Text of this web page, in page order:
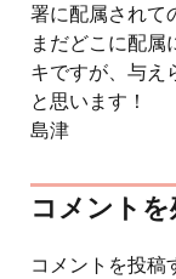
署に配属されて
まだどこに配属
キですが、与え
と思います！
島津
コメントを
コメントを投稿